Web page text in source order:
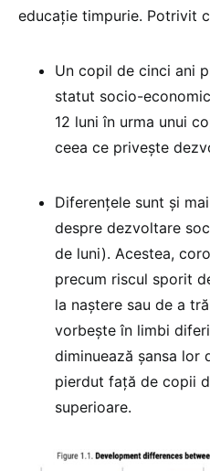
educație timpurie. Potrivit
Un copil de cinci ani
statut socio-
12 luni în urma unui
ceea ce privește
Diferențele sunt și
despre dezvoltare
de luni). Acestea,
precum riscul sporit
la naștere sau de a
vorbește în limbi
diminuează șansa lor
pierdut față de copii
superioare.